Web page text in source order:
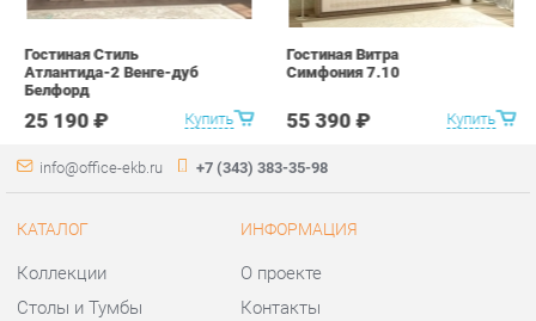
КАТАЛОГ
Коллекции
Столы и Тумбы
Стулья и Кресла
Шкафы и стеллажи
Сейфы
Офисная мебель
Хранение инструментов
ИНФОРМАЦИЯ
Контакты
Дизайн
Доставка и Оплата
Скидки и Акции
Политика
Гарантия